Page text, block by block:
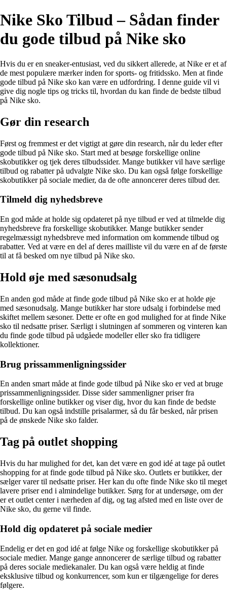
Nike Sko Tilbud – Sådan finder
du gode tilbud på Nike sko
Hvis du er en sneaker-entusiast, ved du sikkert allerede, at Nike er et af
de mest populære mærker inden for sports- og fritidssko. Men at finde
gode tilbud på Nike sko kan være en udfordring. I denne guide vil vi
give dig nogle tips og tricks til, hvordan du kan finde de bedste tilbud
på Nike sko.
Gør din research
Først og fremmest er det vigtigt at gøre din research, når du leder efter
gode tilbud på Nike sko. Start med at besøge forskellige online
skobutikker og tjek deres tilbudssider. Mange butikker vil have særlige
tilbud og rabatter på udvalgte Nike sko. Du kan også følge forskellige
skobutikker på sociale medier, da de ofte annoncerer deres tilbud der.
Tilmeld dig nyhedsbreve
En god måde at holde sig opdateret på nye tilbud er ved at tilmelde dig
nyhedsbreve fra forskellige skobutikker. Mange butikker sender
regelmæssigt nyhedsbreve med information om kommende tilbud og
rabatter. Ved at være en del af deres mailliste vil du være en af de første
til at få besked om nye tilbud på Nike sko.
Hold øje med sæsonudsalg
En anden god måde at finde gode tilbud på Nike sko er at holde øje
med sæsonudsalg. Mange butikker har store udsalg i forbindelse med
skiftet mellem sæsoner. Dette er ofte en god mulighed for at finde Nike
sko til nedsatte priser. Særligt i slutningen af sommeren og vinteren kan
du finde gode tilbud på udgåede modeller eller sko fra tidligere
kollektioner.
Brug prissammenligningssider
En anden smart måde at finde gode tilbud på Nike sko er ved at bruge
prissammenligningssider. Disse sider sammenligner priser fra
forskellige online butikker og viser dig, hvor du kan finde de bedste
tilbud. Du kan også indstille prisalarmer, så du får besked, når prisen
på de ønskede Nike sko falder.
Tag på outlet shopping
Hvis du har mulighed for det, kan det være en god idé at tage på outlet
shopping for at finde gode tilbud på Nike sko. Outlets er butikker, der
sælger varer til nedsatte priser. Her kan du ofte finde Nike sko til meget
lavere priser end i almindelige butikker. Sørg for at undersøge, om der
er et outlet center i nærheden af dig, og tag afsted med en liste over de
Nike sko, du gerne vil finde.
Hold dig opdateret på sociale medier
Endelig er det en god idé at følge Nike og forskellige skobutikker på
sociale medier. Mange gange annoncerer de særlige tilbud og rabatter
på deres sociale mediekanaler. Du kan også være heldig at finde
eksklusive tilbud og konkurrencer, som kun er tilgængelige for deres
følgere.